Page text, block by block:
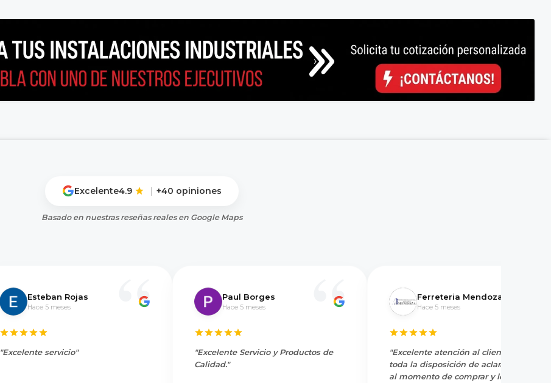
Excelente4.9 | +40 opiniones
Basado en nuestras reseñas reales en Google Maps
Esteban Rojas
Hace 5 meses
"Excelente servicio"
Paul Borges
Hace 5 meses
"Excelente Servicio y Productos de
Calidad."
Ferreteria Mendoza
Hace 5 meses
"Excelente atención al cliente, tienen
toda la disposición de aclarar dudas
al momento de comprar y los precios